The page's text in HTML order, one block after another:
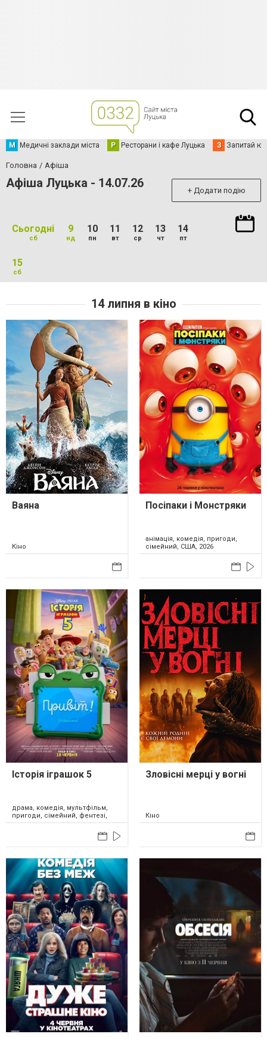
М Медичні заклади міста Р Ресторани і кафе Луцька З Запитай
Головна Афіша
Афіша Луцька - 14.07.26 + Додати подію
Сьогодні
сб
9
нд
10
пн
11
вт
12
ср
13
чт
14
пт
15
сб
14 липня в кіно
Ваяна
Кіно
Посіпаки і Монстряки
анімація, комедія, пригоди,
сімейний, США, 2026
Історія іграшок 5
драма, комедія, мультфільм,
пригоди, сімейний, фентезі,
США, 2026
Зловісні мерці у вогні
Кіно